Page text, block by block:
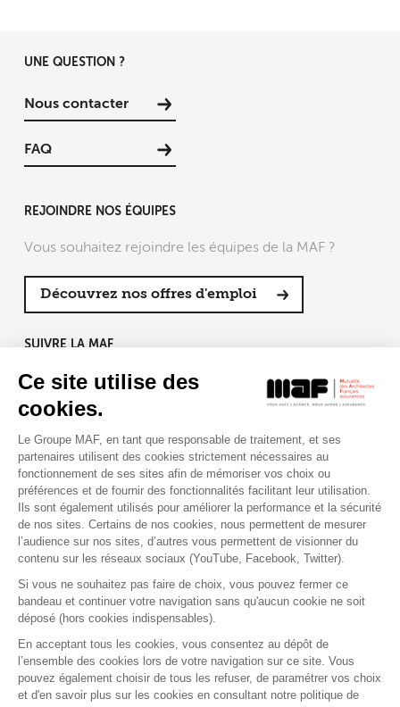
Ce site utilise des
cookies.
Le Groupe MAF, en tant que responsable de traitement, et ses
partenaires utilisent des cookies strictement nécessaires au
fonctionnement de ses sites afin de mémoriser vos choix ou
préférences et de fournir des fonctionnalités facilitant leur utilisation.
Ils sont également utilisés pour améliorer la performance et la sécurité
de nos sites. Certains de nos cookies, nous permettent de mesurer
l’audience sur nos sites, d’autres vous permettent de visionner du
contenu sur les réseaux sociaux (YouTube, Facebook, Twitter).
Si vous ne souhaitez pas faire de choix, vous pouvez fermer ce
bandeau et continuer votre navigation sans qu'aucun cookie ne soit
déposé (hors cookies indispensables).
En acceptant tous les cookies, vous consentez au dépôt de
l’ensemble des cookies lors de votre navigation sur ce site. Vous
pouvez également choisir de tous les refuser, de paramétrer vos choix
et d'en savoir plus sur les cookies en consultant notre politique de
UNE QUESTION ?
Nous contacter
FAQ
REJOINDRE NOS ÉQUIPES
Vous souhaitez rejoindre les équipes de la MAF ?
Découvrez nos offres d'emploi
SUIVRE LA MAF
RETROUVEZ-NOUS SUR :
Contact Presse Assistance
Mentions légales
Gestion des cookies
Politique de confidentialité
Conditions générales d'utilisation